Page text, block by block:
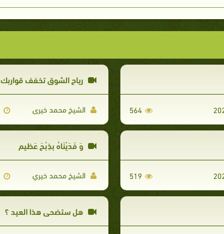
564
رياح الشوق تخفف قواربك
الشيخ محمد خيرى
519
وَ فَدَيْنَاهُ بذِبْحَ عَظيم
الشيخ محمد خيري
هل ستضحي هذا العيد ؟